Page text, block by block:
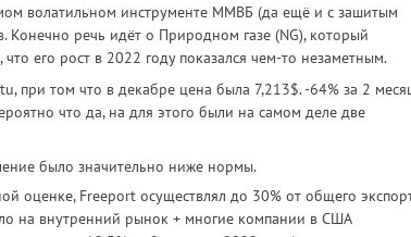
волатильном инструменте ММВБ (да ещё и с зашитым
речь идёт о Природном газе (NG), который
его рост в 2022 году показался чем-то незаметным.
при том что в декабре цена была 7,213$. -64% за 2
что да, на для этого были на самом деле две
было значительно ниже нормы.
оценке, Freeport осуществлял до 30% от общего
на внутренний рынок + многие компании в США